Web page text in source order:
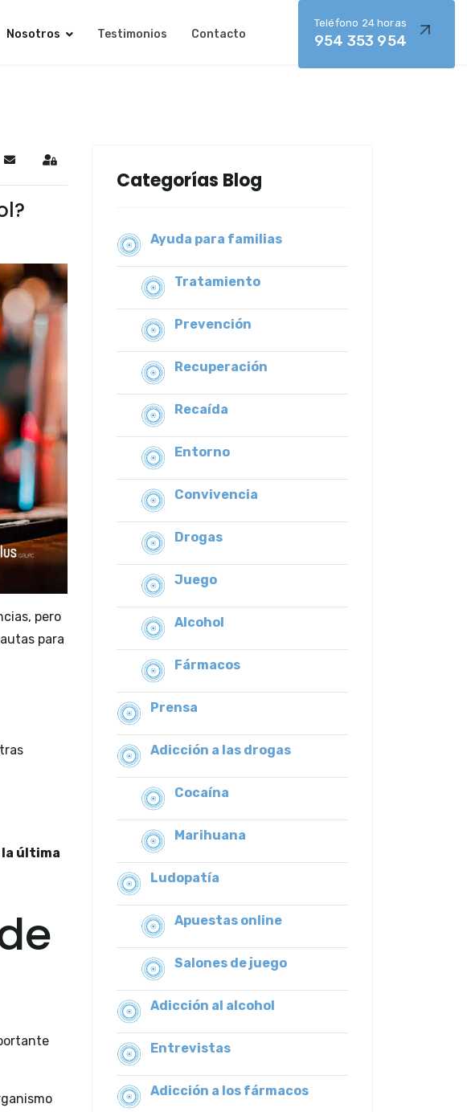
Nosotros Testimonios Contacto
Teléfono 24 horas
954 353 954
Suscribirse a las actualizaciones
Sign In
pero
para
la última
Categorías Blog
Ayuda para familias
Tratamiento
Prevención
Recuperación
Recaída
Entorno
Convivencia
Drogas
Juego
Alcohol
Fármacos
Prensa
Adicción a las drogas
Cocaína
Marihuana
Ludopatía
Apuestas online
Salones de juego
Adicción al alcohol
Entrevistas
Adicción a los fármacos